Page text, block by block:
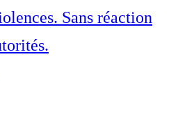
Sans réaction